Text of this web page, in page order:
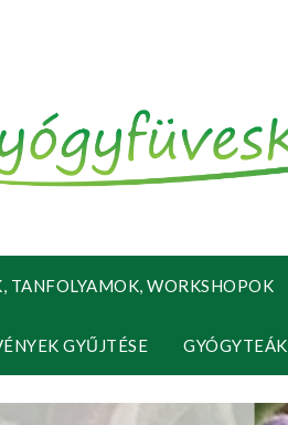
TANFOLYAMOK, WORKSHOPOK
GYŰJTÉSE GYÓGYTEÁK